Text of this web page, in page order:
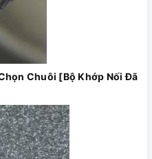
Chuôi [Bộ Khớp Nối Đã